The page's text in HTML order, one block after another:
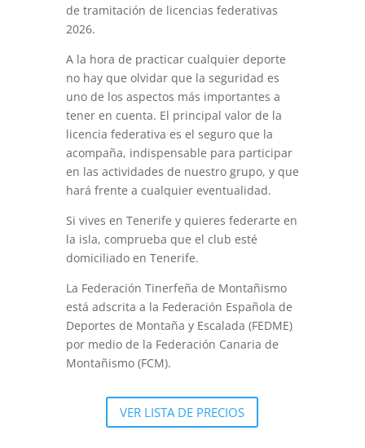
de tramitación de licencias federativas
2026.
A la hora de practicar cualquier deporte
no hay que olvidar que la seguridad es
uno de los aspectos más importantes a
tener en cuenta. El principal valor de la
licencia federativa es el seguro que la
acompaña, indispensable para participar
en las actividades de nuestro grupo, y que
hará frente a cualquier eventualidad.
Si vives en Tenerife y quieres federarte en
la isla, comprueba que el club esté
domiciliado en Tenerife.
La Federación Tinerfeña de Montañismo
está adscrita a la Federación Española de
Deportes de Montaña y Escalada (FEDME)
por medio de la Federación Canaria de
Montañismo (FCM).
VER LISTA DE PRECIOS